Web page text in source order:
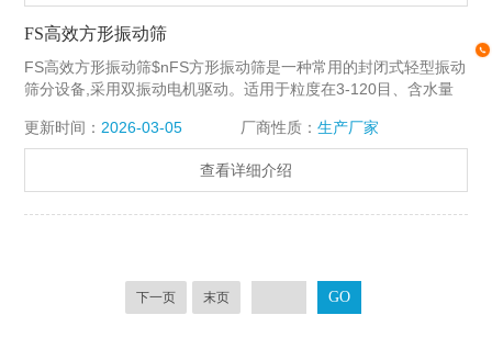
FS高效方形振动筛
FS高效方形振动筛$nFS方形振动筛是一种常用的封闭式轻型振动
筛分设备,采用双振动电机驱动。适用于粒度在3-120目、含水量
于10mm。
更新时间： 2026-03-05 厂商性质： 生产厂家
查看详细介绍
下一页 末页